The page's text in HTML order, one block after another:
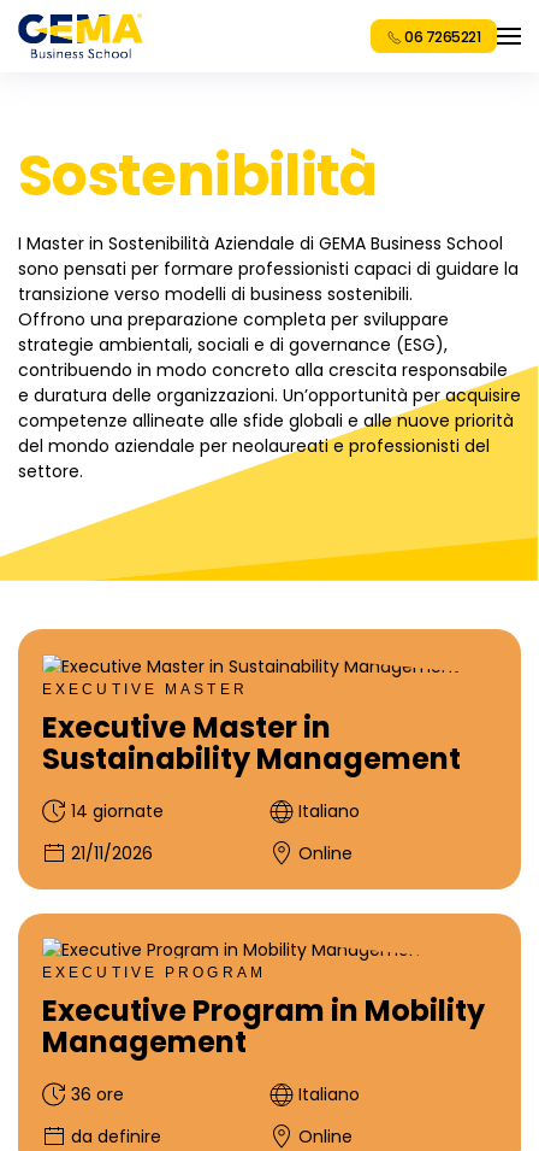
06 7265221
Sostenibilità
I Master in Sostenibilità Aziendale di GEMA Business School
sono pensati per formare professionisti capaci di guidare la
transizione verso modelli di business sostenibili.
Offrono una preparazione completa per sviluppare
strategie ambientali, sociali e di governance (ESG),
contribuendo in modo concreto alla crescita responsabile
e duratura delle organizzazioni. Un’opportunità per acquisire
competenze allineate alle sfide globali e alle nuove priorità
del mondo aziendale per neolaureati e professionisti del
settore.
EXECUTIVE MASTER
Executive Master in
Sustainability Management
14 giornate
Italiano
21/11/2026
Online
EXECUTIVE PROGRAM
Executive Program in Mobility
Management
36 ore
Italiano
da definire
Online